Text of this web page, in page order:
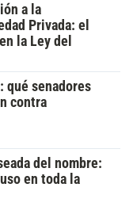
a la
Privada: el
la Ley del
qué senadores
contra
del nombre:
en toda la